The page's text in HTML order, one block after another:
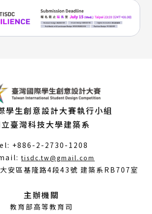
學生創意設計大賽執行小組
臺灣科技大學建築系
+886-2-2730-1208
tisdc.tw@gmail.com
開
安區基隆路4段43號 建築系RB707室
主辦機關
教育部高等教育司